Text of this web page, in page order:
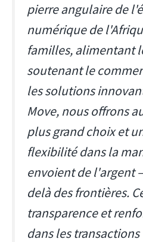
pierre angulaire de
numérique de
familles, alimentant
soutenant le
les solutions
Move, nous offrons
plus grand choix et
flexibilité dans la
envoient de l'argent
delà des frontières.
transparence et
dans les